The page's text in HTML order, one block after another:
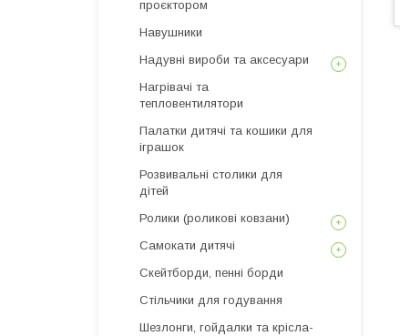
проєктором
Навушники
Надувні вироби та аксесуари
Нагрівачі та
тепловентилятори
Палатки дитячі та кошики для
іграшок
Розвивальні столики для
дітей
Ролики (роликові ковзани)
Самокати дитячі
Скейтборди, пенні борди
Стільчики для годування
Шезлонги, гойдалки та крісла-